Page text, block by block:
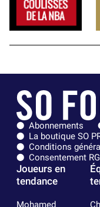
Abonnements
La boutique SO
Conditions
Consentement
Joueurs en
tendance
Mohamed